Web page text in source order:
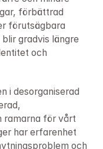
förbättrad
förutsägbara
gradvis längre
och
i desorganiserad
ramarna för vårt
har erfarenhet
och